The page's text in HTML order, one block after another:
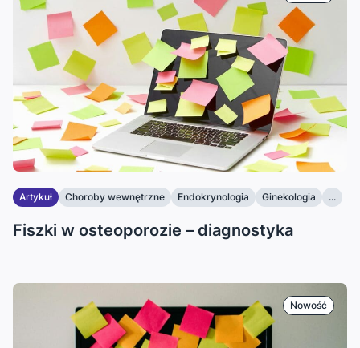
Artykuł Choroby wewnętrzne Endokrynologia Ginekologia ...
Fiszki w osteoporozie – diagnostyka
Nowość